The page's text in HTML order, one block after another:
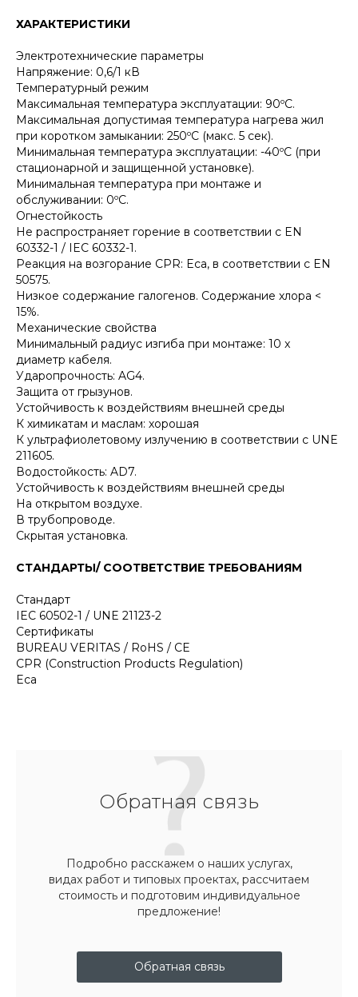
ХАРАКТЕРИСТИКИ
Электротехнические параметры
Напряжение: 0,6/1 кВ
Температурный режим
Максимальная температура эксплуатации: 90ºC.
Максимальная допустимая температура нагрева жил
при коротком замыкании: 250ºC (макс. 5 сек).
Минимальная температура эксплуатации: -40ºC (при
стационарной и защищенной установке).
Минимальная температура при монтаже и
обслуживании: 0ºC.
Огнестойкость
Не распространяет горение в соответствии с EN
60332-1 / IEC 60332-1.
Реакция на возгорание CPR: Eca, в соответствии с EN
50575.
Низкое содержание галогенов. Содержание хлора <
15%.
Механические свойства
Минимальный радиус изгиба при монтаже: 10 x
диаметр кабеля.
Ударопрочность: AG4.
Защита от грызунов.
Устойчивость к воздействиям внешней среды
К химикатам и маслам: хорошая
К ультрафиолетовому излучению в соответствии с UNE
211605.
Водостойкость: AD7.
Устойчивость к воздействиям внешней среды
На открытом воздухе.
В трубопроводе.
Скрытая установка.
СТАНДАРТЫ/ СООТВЕТСТВИЕ ТРЕБОВАНИЯМ
Стандарт
IEC 60502-1 / UNE 21123-2
Сертификаты
BUREAU VERITAS / RoHS / CE
CPR (Construction Products Regulation)
Eca
Обратная связь
Подробно расскажем о наших услугах,
видах работ и типовых проектах, рассчитаем
стоимость и подготовим индивидуальное
предложение!
Обратная связь